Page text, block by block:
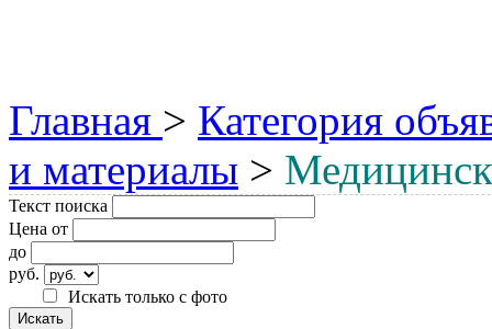
Главная > Категория
и материалы >
Текст поиска
Цена от
до
руб.
Искать только с фото